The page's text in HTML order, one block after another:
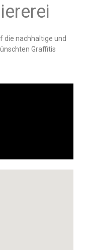
die nachhaltige und
Graffitis